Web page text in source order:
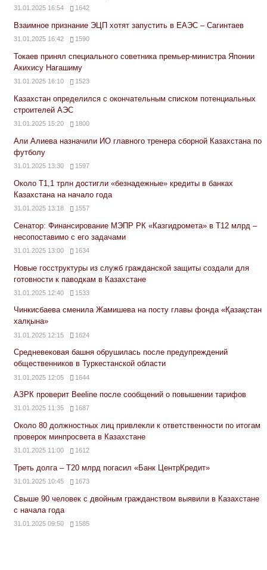
31.01.2025 16:54 1642
Взаимное признание ЭЦП хотят запустить в ЕАЭС – Сагинтаев
31.01.2025 16:42 1590
Токаев принял специального советника премьер-министра Японии
Акихису Нагашиму
31.01.2025 16:10 1523
Казахстан определился с окончательным списком потенциальных
строителей АЭС
31.01.2025 15:20 1800
Али Алиева назначили ИО главного тренера сборной Казахстана по
футболу
31.01.2025 13:30 1597
Около Т1,1 трлн достигли «безнадежные» кредиты в банках
Казахстана на начало года
31.01.2025 13:18 1557
Сенатор: Финансирование МЭПР РК «Казгидромета» в Т12 млрд –
несопоставимо с его задачами
31.01.2025 13:00 1634
Новые госструктуры из служб гражданской защиты создали для
готовности к паводкам в Казахстане
31.01.2025 12:40 1533
Чинкисбаева сменила Жамишева на посту главы фонда «Қазақстан
халқына»
31.01.2025 12:15 1624
Средневековая башня обрушилась после предупреждений
общественников в Туркестанской области
31.01.2025 12:05 1644
АЗРК проверит Beeline после сообщений о повышении тарифов
31.01.2025 11:35 1687
Около 80 должностных лиц привлекли к ответственности по итогам
проверок минпросвета в Казахстане
31.01.2025 11:00 1612
Треть долга – Т20 млрд погасил «Банк ЦентрКредит»
31.01.2025 10:45 1673
Свыше 90 человек с двойным гражданством выявили в Казахстане
с начала года
31.01.2025 09:50 1585